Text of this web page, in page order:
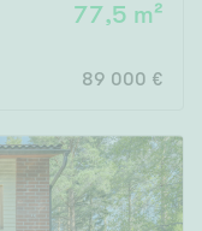
77,5 m²
89 000 €